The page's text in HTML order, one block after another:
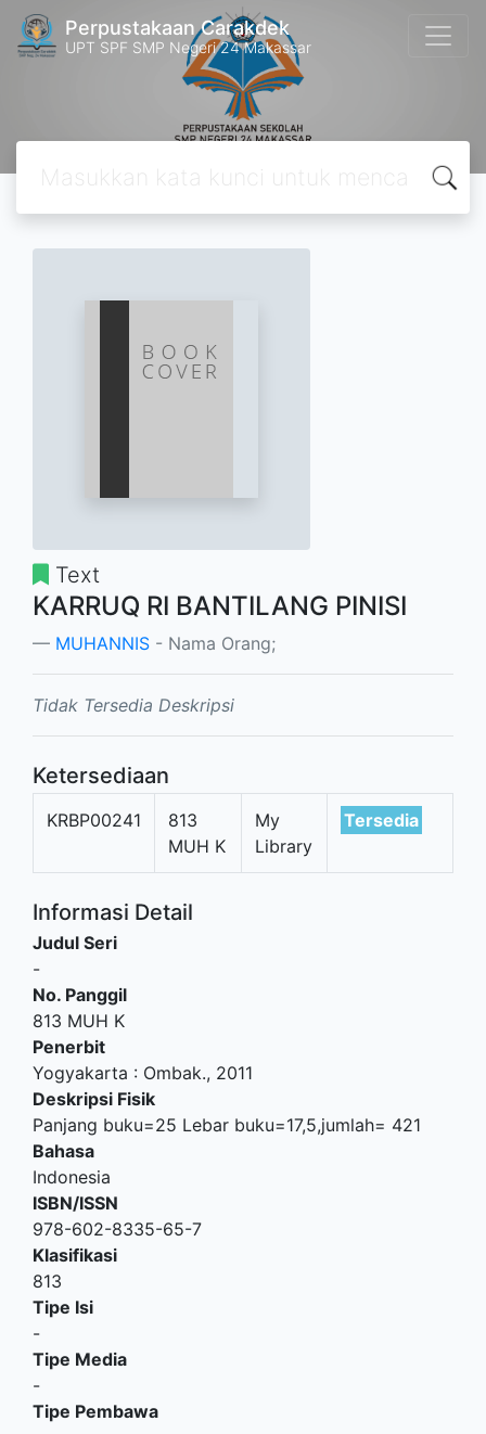
Perpustakaan Carakdek
UPT SPF SMP Negeri 24 Makassar
Text
KARRUQ RI BANTILANG PINISI
MUHANNIS - Nama Orang;
Tidak Tersedia Deskripsi
Ketersediaan
KRBP00241
813
MUH K
My
Library
Tersedia
Informasi Detail
Judul Seri
-
No. Panggil
813 MUH K
Penerbit
Yogyakarta : Ombak., 2011
Deskripsi Fisik
Panjang buku=25 Lebar buku=17,5,jumlah= 421
Bahasa
Indonesia
ISBN/ISSN
978-602-8335-65-7
Klasifikasi
813
Tipe Isi
-
Tipe Media
-
Tipe Pembawa